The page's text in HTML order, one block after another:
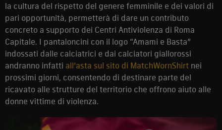
la cultura del rispetto del genere femminile e dei valori di
pari opportunità, permetterà di dare un contributo
concreto a supporto dei Centri Antiviolenza di Roma
Capitale. I pantaloncini con il logo “Amami e Basta”
indossati dalle calciatrici e dai calciatori giallorossi
andranno infatti all’asta sul sito di MatchWornShirt nei
prossimi giorni, consentendo di destinare parte del
ricavato alle strutture del territorio che offrono aiuto alle
donne vittime di violenza.